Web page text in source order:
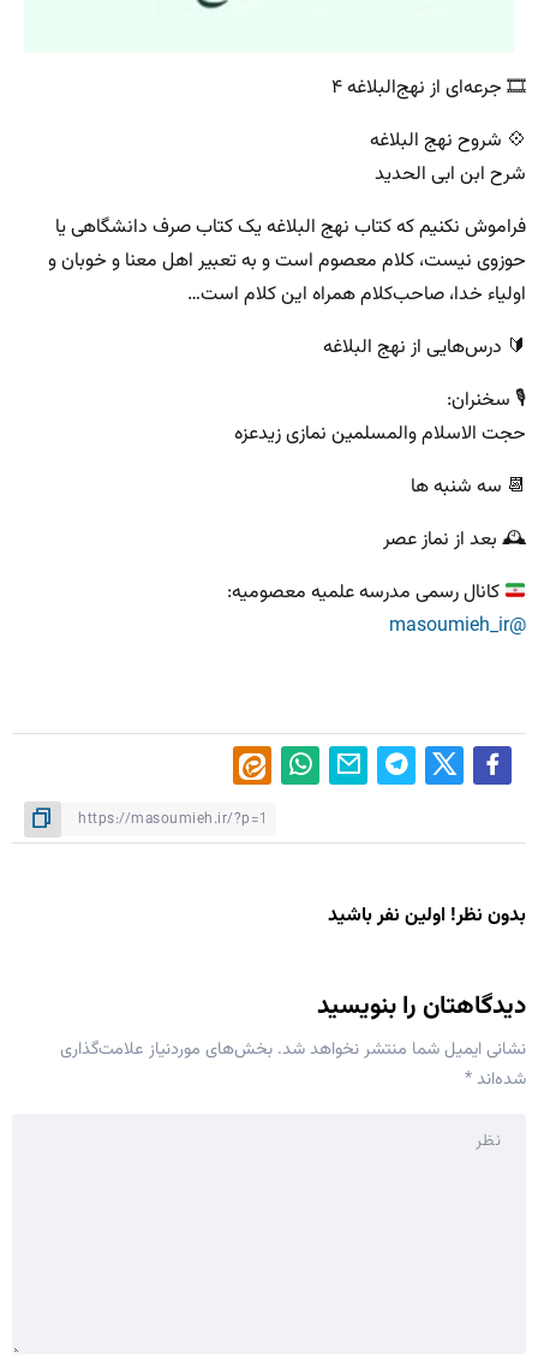
‌🎞 جرعه‌ای از نهج‌البلاغه ۴
💠 شروح نهج البلاغه
شرح ابن ابی الحدید
فراموش نکنیم که کتاب نهج البلاغه یک کتاب صرف دانشگاهی یا
حوزوی نیست، کلام معصوم است و به تعبیر اهل معنا و خوبان و
اولیاء خدا، صاحب‌کلام همراه این کلام است…
🔰 درس‌هایی از نهج البلاغه
🎙 سخنران:
حجت الاسلام والمسلمین نمازی زیدعزه
📆 سه شنبه ها
🕰 بعد از نماز عصر
کانال رسمی مدرسه علمیه معصومیه:
@masoumieh_ir
بدون نظر! اولین نفر باشید
دیدگاهتان را بنویسید
نشانی ایمیل شما منتشر نخواهد شد. بخش‌های موردنیاز علامت‌گذاری
شده‌اند*